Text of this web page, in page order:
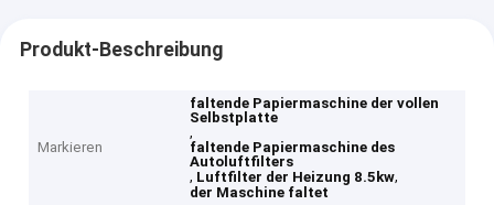
Produkt-Beschreibung
Markieren
faltende Papiermaschine der vollen
Selbstplatte
,
faltende Papiermaschine des
Autoluftfilters
, Luftfilter der Heizung 8.5kw,
der Maschine faltet